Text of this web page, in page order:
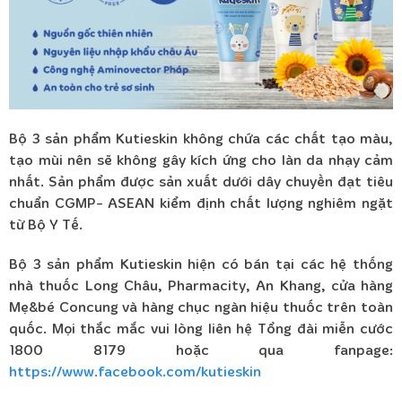
Bộ 3 sản phẩm Kutieskin không chứa các chất tạo màu,
tạo mùi nên sẽ không gây kích ứng cho làn da nhạy cảm
nhất. Sản phẩm được sản xuất dưới dây chuyền đạt tiêu
chuẩn CGMP- ASEAN kiểm định chất lượng nghiêm ngặt
từ Bộ Y Tế.
Bộ 3 sản phẩm Kutieskin hiện có bán tại các hệ thống
nhà thuốc Long Châu, Pharmacity, An Khang, cửa hàng
Mẹ&bé Concung và hàng chục ngàn hiệu thuốc trên toàn
quốc. Mọi thắc mắc vui lòng liên hệ Tổng đài miễn cước
1800 8179 hoặc qua fanpage:
https://www.facebook.com/kutieskin